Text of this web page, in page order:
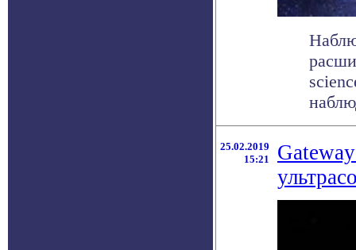
25.02.2019
15:21